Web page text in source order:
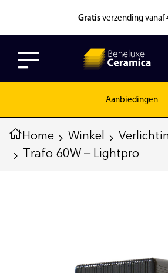
Gratis verzending vanaf
Aanbiedingen
Home Winkel
Trafo 60W – Lightpro